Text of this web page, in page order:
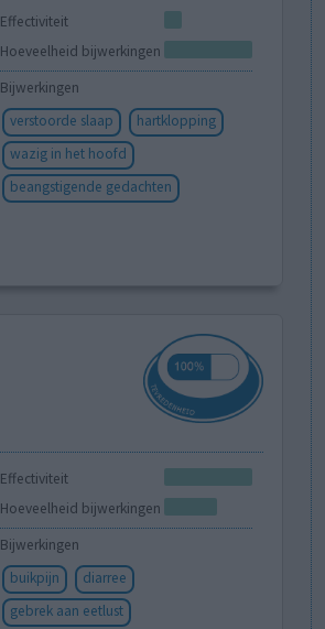
Effectiviteit
Hoeveelheid bijwerkingen
Bijwerkingen
verstoorde slaap
hartklopping
wazig in het hoofd
beangstigende gedachten
Effectiviteit
Hoeveelheid bijwerkingen
Bijwerkingen
buikpijn
diarree
gebrek aan eetlust